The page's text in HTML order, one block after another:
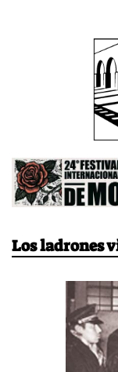
Image
Los ladrones